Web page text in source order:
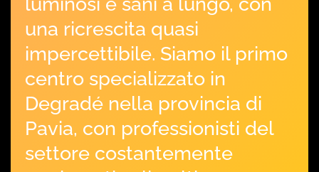
una ricrescita quasi
impercettibile. Siamo il primo
centro specializzato in
Degradé nella provincia di
Pavia, con professionisti del
settore costantemente